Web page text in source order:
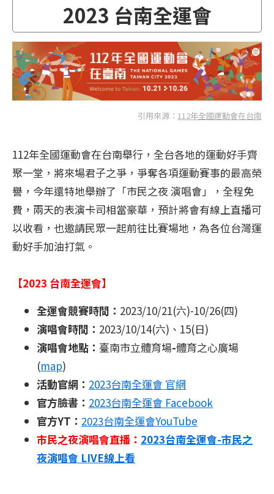
2023 台南全運會
引用來源： 112年全國運動會在台南
112年全國運動會在台南舉行，全台各地的運動好手齊
聚一堂，將來場君子之爭，爭奪各項運動賽事的最高榮
譽，今年還特地舉辦了「市民之夜 演唱會」，全程免
費，兩天的表演卡司相當豪華，預計將會有線上直播可
以收看，也邀請民眾一起前往比賽場地，為各位台灣運
動好手加油打氣。
【2023 台南全運會】
全運會競賽時間： 2023/10/21(六)-10/26(四)
演唱會時間： 2023/10/14(六)、15(日)
演唱會地點： 臺南市立體育場-體育之心廣場
(map)
活動官網： 2023台南全運會 官網
官方臉書： 2023台南全運會 Facebook
官方YT： 2023台南全運會YouTube
市民之夜演唱會直播： 2023台南全運會-市民之
夜演唱會 LIVE線上看